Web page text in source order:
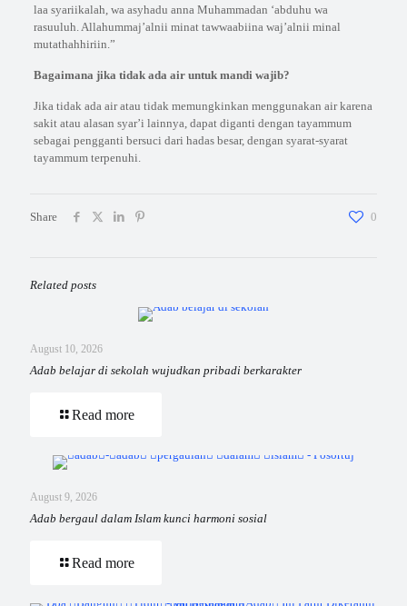
laa syariikalah, wa asyhadu anna Muhammadan ‘abduhu wa
rasuuluh. Allahummaj’alnii minat tawwaabiina waj’alnii minal
mutathahhiriin.”
Bagaimana jika tidak ada air untuk mandi wajib?
Jika tidak ada air atau tidak memungkinkan menggunakan air karena
sakit atau alasan syar’i lainnya, dapat diganti dengan tayammum
sebagai pengganti bersuci dari hadas besar, dengan syarat-syarat
tayammum terpenuhi.
Share 0
Related posts
August 10, 2026
Adab belajar di sekolah wujudkan pribadi berkarakter
Read more
August 9, 2026
Adab bergaul dalam Islam kunci harmoni sosial
Read more